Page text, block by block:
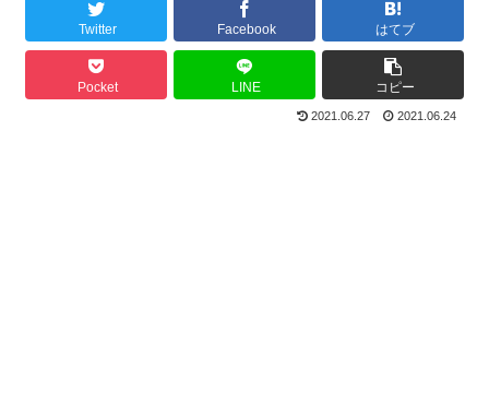
Twitter Facebook はてブ
Pocket LINE コピー
2021.06.27 2021.06.24